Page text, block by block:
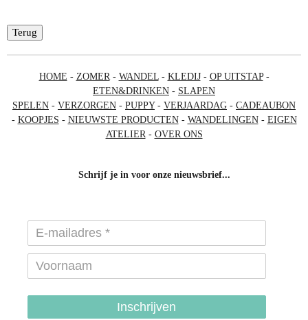
Terug
HOME - ZOMER- WANDEL- KLEDIJ- OP UITSTAP-
ETEN&DRINKEN - SLAPEN
SPELEN - VERZORGEN - PUPPY- VERJAARDAG - CADEAUBON
- KOOPJES - NIEUWSTE PRODUCTEN- WANDELINGEN- EIGEN
ATELIER- OVER ONS
Schrijf je in voor onze nieuwsbrief...
Inschrijven